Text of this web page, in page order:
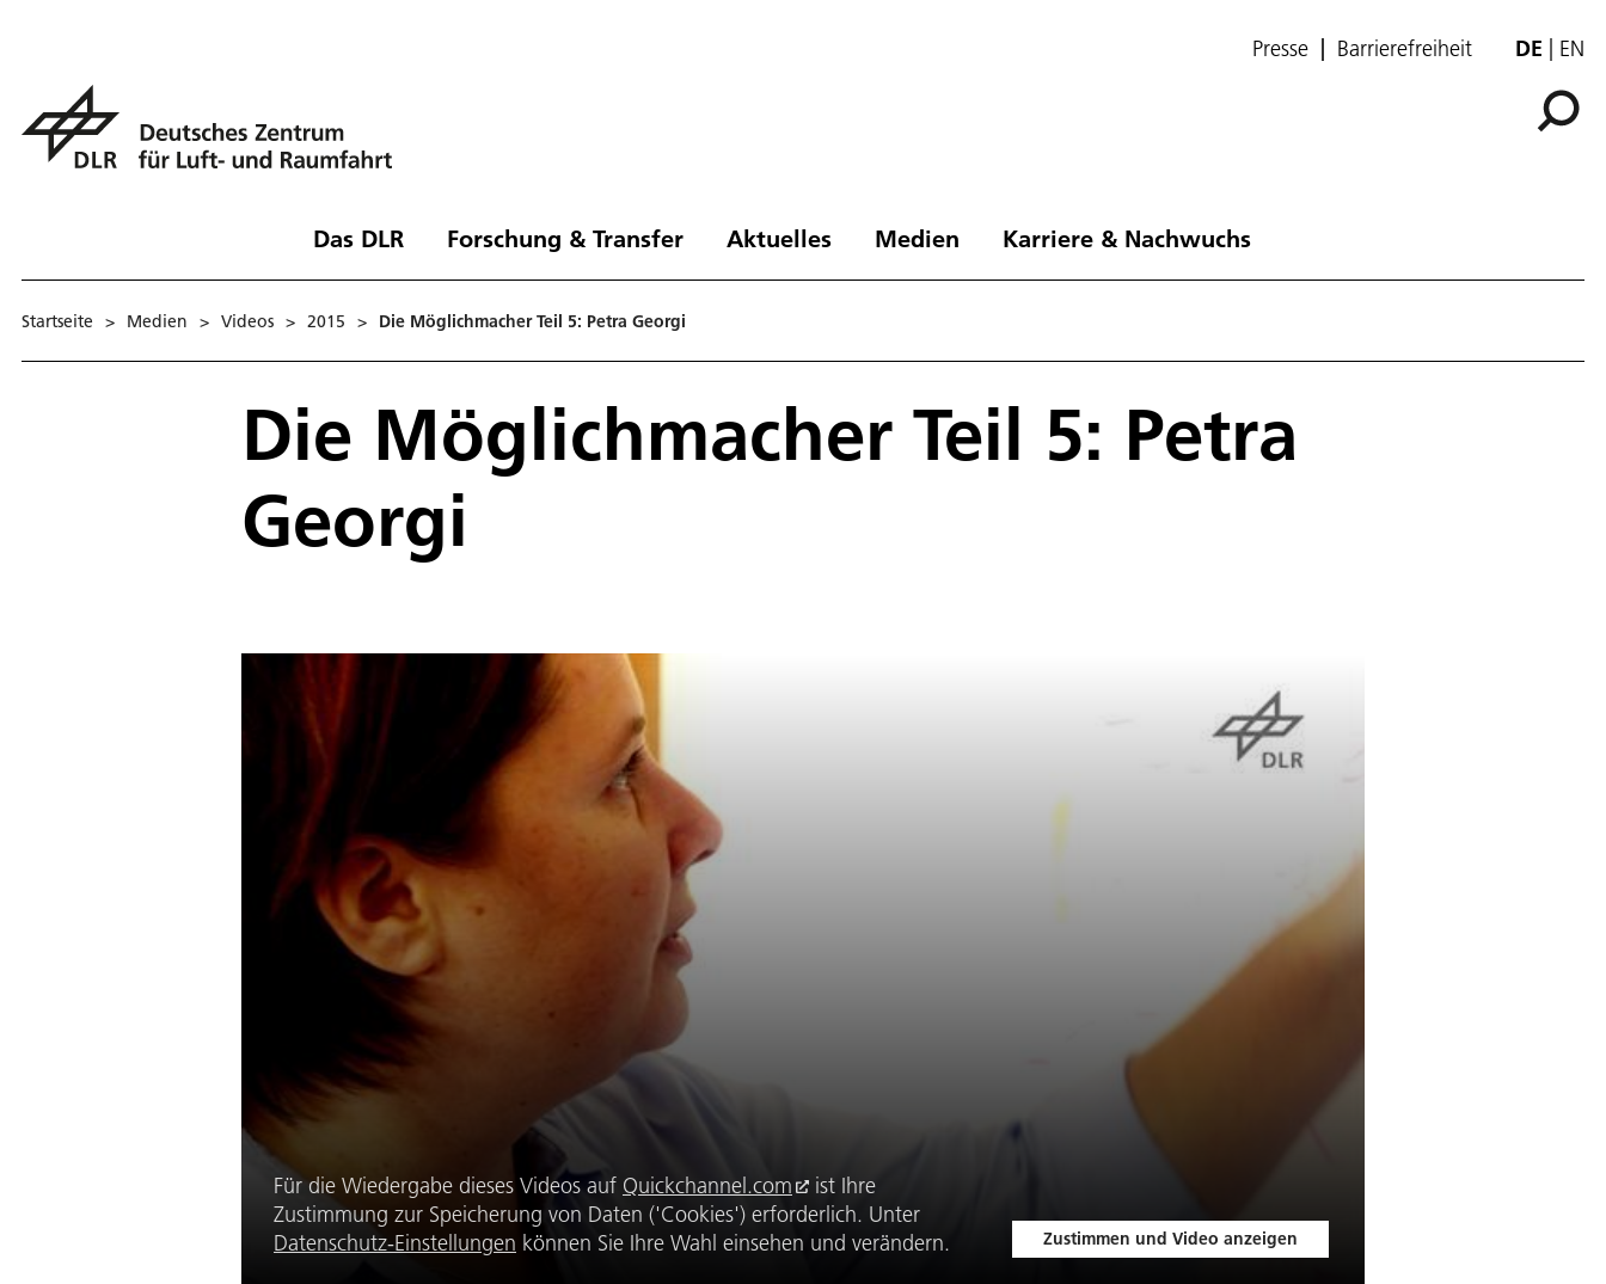
Presse Barrierefreiheit DE EN
Das DLR Forschung & Transfer Aktuelles Medien Karriere & Nachwuchs
Startseite > Medien > Videos > 2015 > Die Möglichmacher Teil 5: Petra Georgi
Die Möglichmacher Teil 5: Petra
Georgi
Für die Wiedergabe dieses Videos auf Quickchannel.com
ist Ihre
Zustimmung zur Speicherung von Daten ('Cookies') erforderlich. Unter
Datenschutz-Einstellungen können Sie Ihre Wahl einsehen und verändern. Zustimmen und Video anzeigen